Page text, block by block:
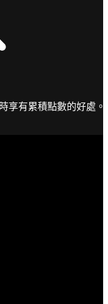
享有累積點數的好處。